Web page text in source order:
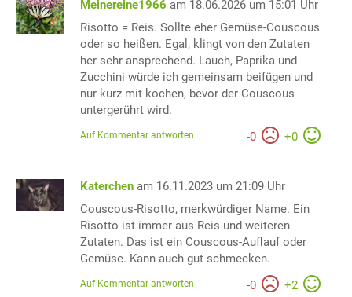
Meinereine1966 am 18.06.2026 um 15:01 Uhr
Risotto = Reis. Sollte eher Gemüse-Couscous
oder so heißen. Egal, klingt von den Zutaten
her sehr ansprechend. Lauch, Paprika und
Zucchini würde ich gemeinsam beifügen und
nur kurz mit kochen, bevor der Couscous
untergerührt wird.
-0 +0
Auf Kommentar antworten
Katerchen am 16.11.2023 um 21:09 Uhr
Couscous-Risotto, merkwürdiger Name. Ein
Risotto ist immer aus Reis und weiteren
Zutaten. Das ist ein Couscous-Auflauf oder
Gemüse. Kann auch gut schmecken.
-0 +2
Auf Kommentar antworten